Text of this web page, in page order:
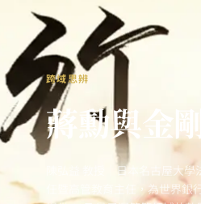
跨域思辨
蔣勳與金
陳弘益 教授｜日本名古屋大
任暨高管教育主任，為世界